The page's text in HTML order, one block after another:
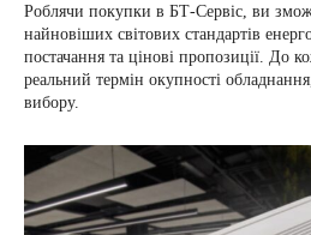
Роблячи покупки в БТ-Сервіс, ви
найновіших світових стандартів
постачання та цінові пропозиції. До
реальний термін окупності
вибору.